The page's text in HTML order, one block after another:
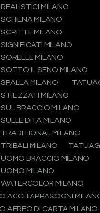
MILANO
MILANO
MILANO
MILANO
MILANO
IL SENO MILANO
MILANO
MILANO
BRACCIO MILANO
DITA MILANO
MILANO
MILANO
BRACCIO MILANO
MILANO
MILANO
ACCHIAPPASOGNI
AEREO DI CARTA MILANO